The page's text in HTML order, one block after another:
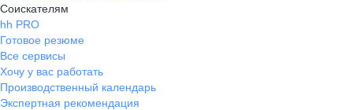
Соискателям
hh PRO
Готовое резюме
Все сервисы
Хочу у вас работать
Производственный календарь
Экспертная рекомендация